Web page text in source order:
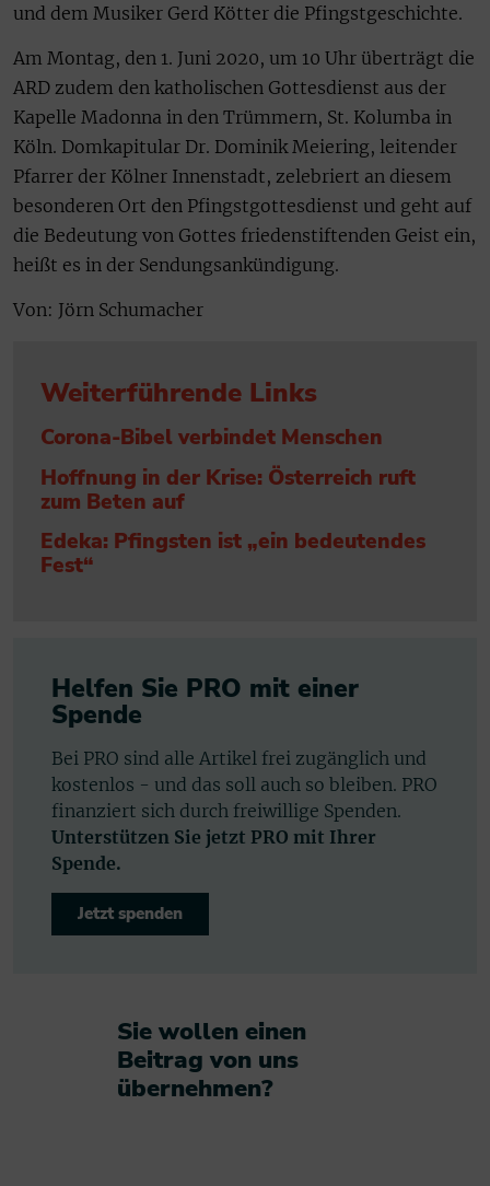
und dem Musiker Gerd Kötter die Pfingstgeschichte.
Am Montag, den 1. Juni 2020, um 10 Uhr überträgt die
ARD zudem den katholischen Gottesdienst aus der
Kapelle Madonna in den Trümmern, St. Kolumba in
Köln. Domkapitular Dr. Dominik Meiering, leitender
Pfarrer der Kölner Innenstadt, zelebriert an diesem
besonderen Ort den Pfingstgottesdienst und geht auf
die Bedeutung von Gottes friedenstiftenden Geist ein,
heißt es in der Sendungsankündigung.
Von: Jörn Schumacher
Weiterführende Links
Corona-Bibel verbindet Menschen
Hoffnung in der Krise: Österreich ruft
zum Beten auf
Edeka: Pfingsten ist „ein bedeutendes
Fest“
Helfen Sie PRO mit einer
Spende
Bei PRO sind alle Artikel frei zugänglich und
kostenlos - und das soll auch so bleiben. PRO
finanziert sich durch freiwillige Spenden.
Unterstützen Sie jetzt PRO mit Ihrer
Spende.
Jetzt spenden
Sie wollen einen
Beitrag von uns
übernehmen?​